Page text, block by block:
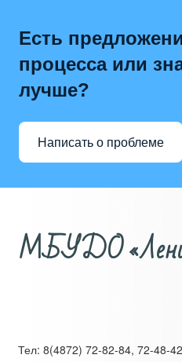
Есть
процесса или
лучше?
Написать о проблеме
МБУДО
Тел: 8(4872) 72-82-84, 72-48-42